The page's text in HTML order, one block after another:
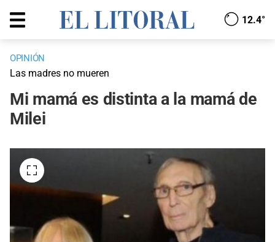
12.4°
OPINIÓN
Las madres no mueren
Mi mamá es distinta a la mamá de
Milei